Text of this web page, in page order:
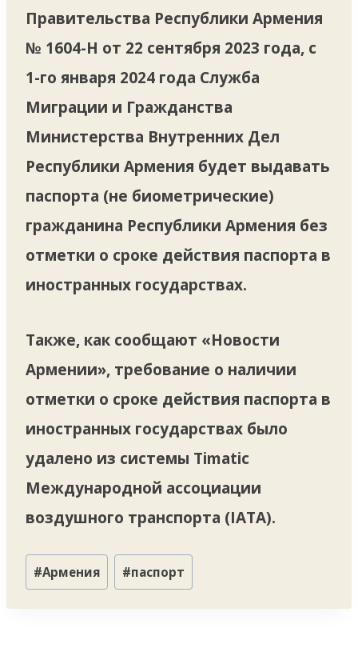
Правительства Республики Армения
№ 1604-Н от 22 сентября 2023 года, с
1-го января 2024 года Служба
Миграции и Гражданства
Министерства Внутренних Дел
Республики Армения будет выдавать
паспорта (не биометрические)
гражданина Республики Армения без
отметки о сроке действия паспорта в
иностранных государствах.
Также, как сообщают «Новости
Армении», требование о наличии
отметки о сроке действия паспорта в
иностранных государствах было
удалено из системы Timatic
Международной ассоциации
воздушного транспорта (IATA).
Метки
записи:
#Армения #паспорт